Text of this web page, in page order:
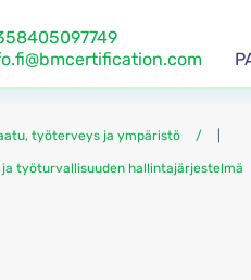
työterveys ja ympäristö
ja työturvallisuuden hallintajärjestelmä